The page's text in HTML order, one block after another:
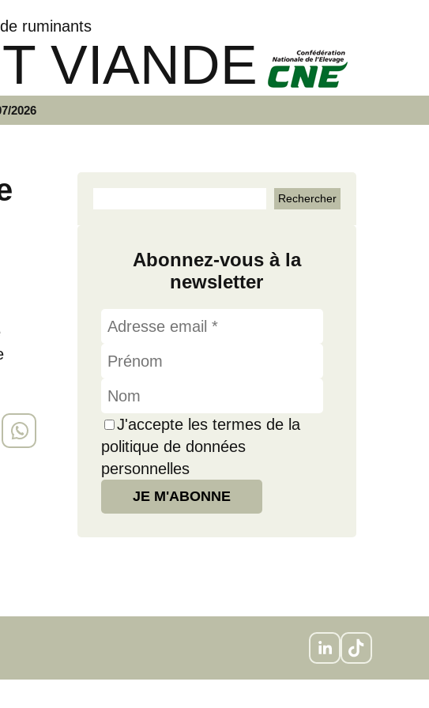
ruminants
VIANDE
2026
Abonnez-vous à la
newsletter
J'accepte les termes de la
politique de données
personnelles